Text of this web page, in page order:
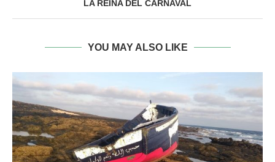
LA REINA DEL CARNAVAL
YOU MAY ALSO LIKE